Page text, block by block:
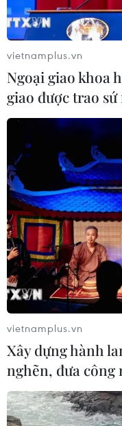
vietnamplus.vn
Ngoại giao khoa
giao được trao
vietnamplus.vn
Xây dựng hành
nghẽn, đưa công